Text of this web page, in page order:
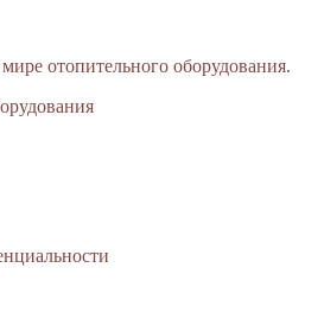
отопительного оборудования.